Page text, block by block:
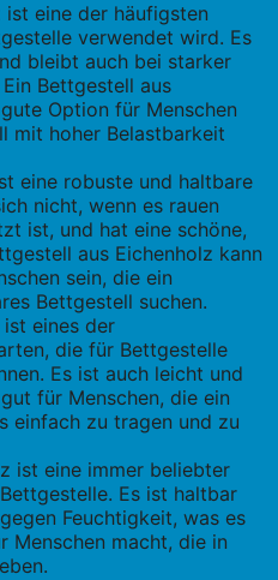
ist eine der häufigsten
verwendet wird. Es
bleibt auch bei starker
Bettgestell aus
Option für Menschen
mit hoher Belastbarkeit
eine robuste und haltbare
nicht, wenn es rauen
ist, und hat eine schöne,
aus Eichenholz kann
sein, die ein
Bettgestell suchen.
eines der
die für Bettgestelle
Es ist auch leicht und
für Menschen, die ein
einfach zu tragen und zu
ist eine immer beliebter
Es ist haltbar
Feuchtigkeit, was es
Menschen macht, die in